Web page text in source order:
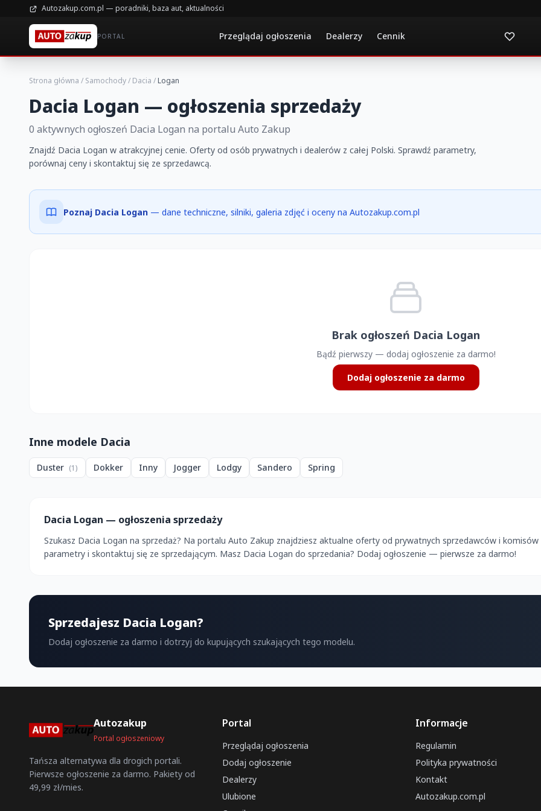
Autozakup.com.pl — poradniki, baza aut, aktualności
PORTAL Przeglądaj ogłoszenia Dealerzy Cennik
Strona główna / Samochody/ Dacia /Logan
Dacia Logan — ogłoszenia sprzedaży
0 aktywnych ogłoszeń Dacia Logan na portalu Auto Zakup
Znajdź Dacia Logan w atrakcyjnej cenie. Oferty od osób prywatnych i dealerów z całej Polski. Sprawdź parametry,
porównaj ceny i skontaktuj się ze sprzedawcą.
Poznaj Dacia Logan — dane techniczne, silniki, galeria zdjęć i oceny na Autozakup.com.pl
Brak ogłoszeń Dacia Logan
Bądź pierwszy — dodaj ogłoszenie za darmo!
Dodaj ogłoszenie za darmo
Inne modele Dacia
Duster (1) Dokker Inny Jogger Lodgy Sandero Spring
Dacia Logan — ogłoszenia sprzedaży
Szukasz Dacia Logan na sprzedaż? Na portalu Auto Zakup znajdziesz aktualne oferty od prywatnych sprzedawców i
parametry i skontaktuj się ze sprzedającym. Masz Dacia Logan do sprzedania? Dodaj ogłoszenie — pierwsze za darmo!
Sprzedajesz Dacia Logan?
Dodaj ogłoszenie za darmo i dotrzyj do kupujących szukających tego modelu.
Autozakup
Portal ogłoszeniowy
Tańsza alternatywa dla drogich portali.
Pierwsze ogłoszenie za darmo. Pakiety od
49,99 zł/mies.
Portal
Przeglądaj ogłoszenia
Dodaj ogłoszenie
Dealerzy
Ulubione
Informacje
Regulamin
Polityka prywatności
Kontakt
Autozakup.com.pl